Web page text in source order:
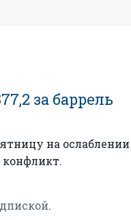
за баррель
на ослаблении
.